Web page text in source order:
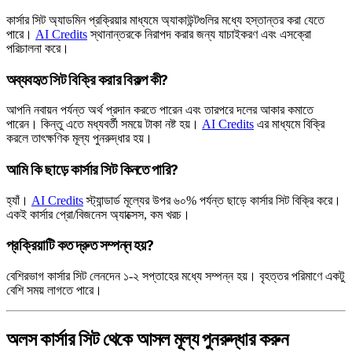
কার্সার সিট অ্যাডমিন প্রক্রিয়ার মাধ্যমে অ্যাকাউন্টগুলির মধ্যে হস্তান্তর করা যেতে
পারে। AI Creditsস্থানান্তরকে নিরাপদ করার জন্য যাচাইকরণ এবং এসক্রো
পরিচালনা করে।
অব্যবহৃত সিট বিক্রি করার বিকল্প কী?
আপনি নবায়ন পর্যন্ত অর্থ প্রদান করতে পারেন এবং তারপরে দলের আকার কমাতে
পারেন। কিন্তু এতে মধ্যবর্তী সময়ে টাকা নষ্ট হয়। AI Credits এর মাধ্যমে বিক্রি
করলে তাৎক্ষণিক মূল্য পুনরুদ্ধার হয়।
আমি কি ছাড়ে কার্সার সিট কিনতে পারি?
হ্যাঁ। AI Creditsস্ট্যান্ডার্ড মূল্যের উপর ৬০% পর্যন্ত ছাড়ে কার্সার সিট বিক্রি করে।
একই কার্সার প্রো/বিজনেস অ্যাক্সেস, কম খরচ।
প্রক্রিয়াটি কত দ্রুত সম্পন্ন হয়?
বেশিরভাগ কার্সার সিট লেনদেন ১-২ সপ্তাহের মধ্যে সম্পন্ন হয়। বৃহত্তর পরিমাণে একটু
বেশি সময় লাগতে পারে।
অলস কার্সার সিট থেকে আসল মূল্য পুনরুদ্ধার করুন